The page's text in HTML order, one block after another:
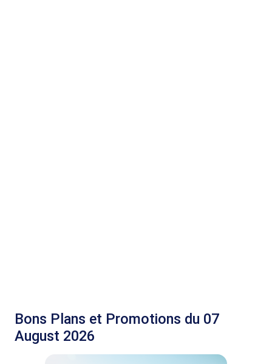
Bons Plans et Promotions du 07
August 2026